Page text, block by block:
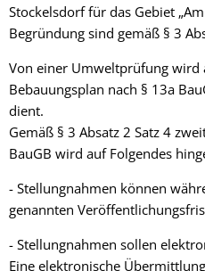
Stockelsdorf für das Gebiet
Begründung sind gemäß § 3
Von einer Umweltprüfung wird
Bebauungsplan nach § 13a
dient.
Gemäß § 3 Absatz 2 Satz 4
BauGB wird auf Folgendes
- Stellungnahmen können
genannten
- Stellungnahmen sollen
Eine elektronische